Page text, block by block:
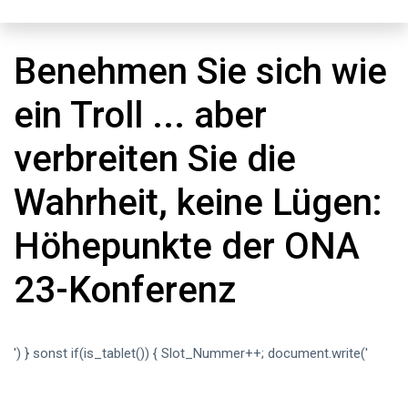
Benehmen Sie sich wie
ein Troll ... aber
verbreiten Sie die
Wahrheit, keine Lügen:
Höhepunkte der ONA
23-Konferenz
') } sonst if(is_tablet()) { Slot_Nummer++; document.write('